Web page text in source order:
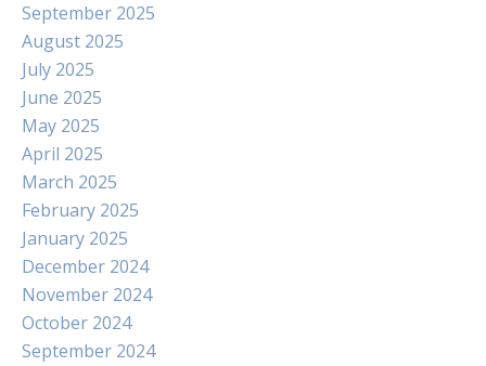
September 2025
August 2025
July 2025
June 2025
May 2025
April 2025
March 2025
February 2025
January 2025
December 2024
November 2024
October 2024
September 2024